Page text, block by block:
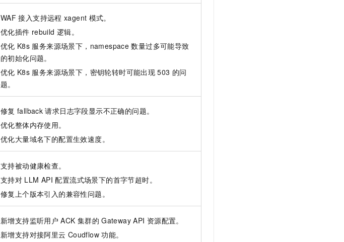
WAF 接入支持远程 xagent 模式。
优化插件 rebuild 逻辑。
优化 K8s 服务来源场景下，namespace 数量过多可能导致
的初始化问题。
优化 K8s 服务来源场景下，密钥轮转时可能出现 503 的问
题。
修复 fallback 请求日志字段显示不正确的问题。
优化整体内存使用。
优化大量域名下的配置生效速度。
支持被动健康检查。
支持对 LLM API 配置流式场景下的首字节超时。
修复上个版本引入的兼容性问题。
新增支持监听用户 ACK 集群的 Gateway API 资源配置。
新增支持对接阿里云 Coudflow 功能。